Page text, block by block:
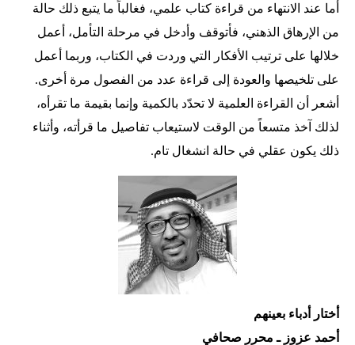
أما عند الانتهاء من قراءة كتاب علمي، فغالباً ما يتبع ذلك حالة
من الإرهاق الذهني، فأتوقف وأدخل في مرحلة التأمل، أعمل
خلالها على ترتيب الأفكار التي وردت في الكتاب، وربما أعمل
على تلخيصها والعودة إلى قراءة عدد من الفصول مرة أخرى.
أشعر أن القراءة العلمية لا تحدّد بالكمية وإنما بقيمة ما تقرأه،
لذلك آخذ متسعاً من الوقت لاستيعاب تفاصيل ما قرأته، وأثناء
ذلك يكون عقلي في حالة انشغال تام.
أختار أدباء بعينهم
أحمد عزوز ـ محرر صحافي